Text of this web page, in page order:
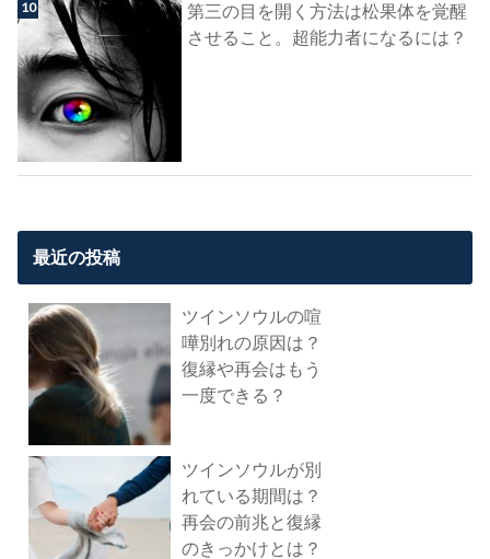
第三の目を開く方法は松果体を覚醒
させること。超能力者になるには？
最近の投稿
ツインソウルの喧
嘩別れの原因は？
復縁や再会はもう
一度できる？
ツインソウルが別
れている期間は？
再会の前兆と復縁
のきっかけとは？